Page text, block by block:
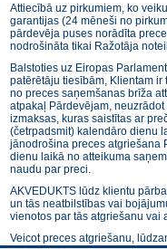
Attiecībā uz pirkumiem, ko
garantijas (24 mēneši no
pārdevēja puses norādīta
nodrošināta tikai Ražotāja
Balstoties uz Eiropas
patērētāju tiesībām, Klientam
no preces saņemšanas brīža
atpakaļ Pārdevējam,
izmaksas, kuras saistītas ar
(četrpadsmit) kalendāro dienu
jānodrošina preces atgriešana
dienu laikā no atteikuma
naudu par preci.
AKVEDUKTS lūdz klientu
un tās neatbilstības vai
vienotos par tās atgriešanu vai
Veicot preces atgriešanu,